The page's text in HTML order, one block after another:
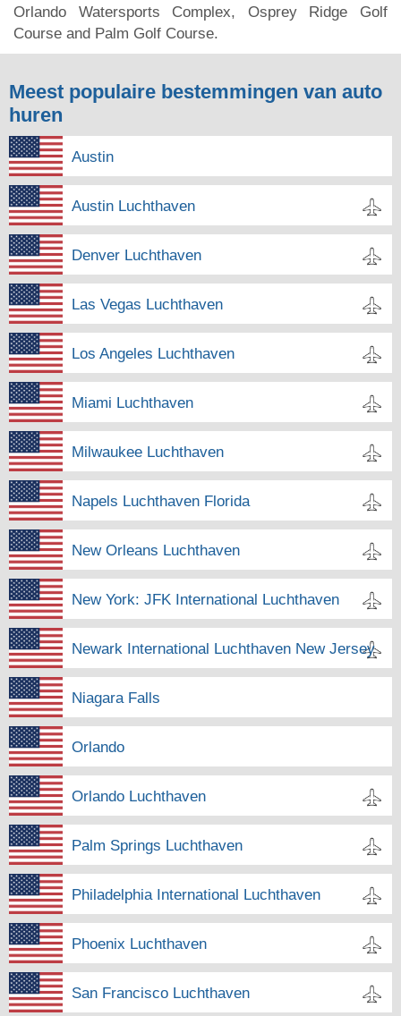
Orlando Watersports Complex, Osprey Ridge Golf
Course and Palm Golf Course.
Meest populaire bestemmingen van auto
huren
Austin
Austin Luchthaven
Denver Luchthaven
Las Vegas Luchthaven
Los Angeles Luchthaven
Miami Luchthaven
Milwaukee Luchthaven
Napels Luchthaven Florida
New Orleans Luchthaven
New York: JFK International Luchthaven
Newark International Luchthaven New Jersey
Niagara Falls
Orlando
Orlando Luchthaven
Palm Springs Luchthaven
Philadelphia International Luchthaven
Phoenix Luchthaven
San Francisco Luchthaven